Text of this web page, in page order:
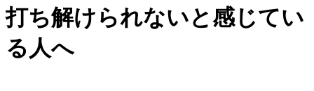
打ち解けられないと感じてい
る人へ